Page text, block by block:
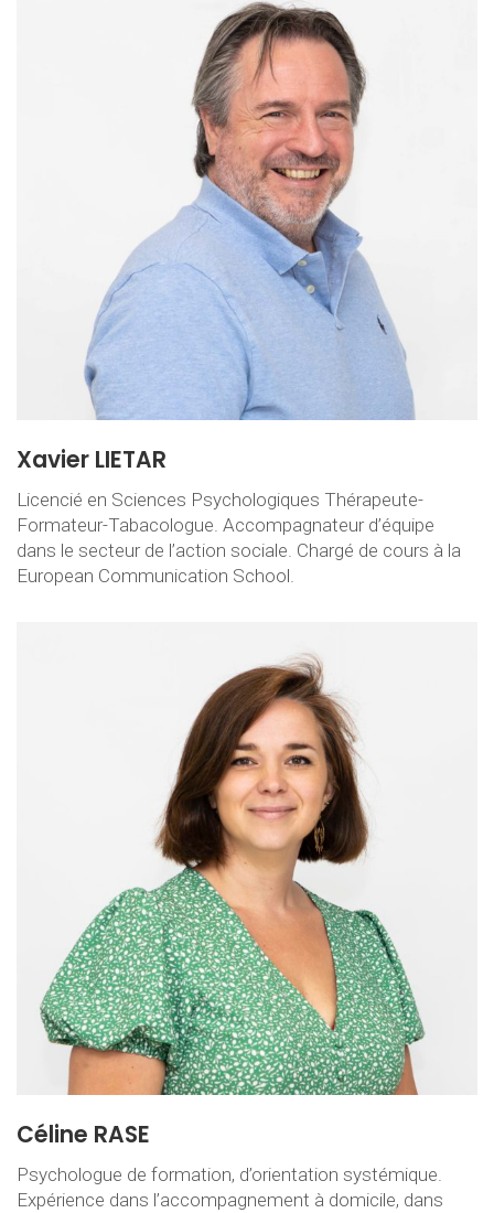
Xavier LIETAR
Licencié en Sciences Psychologiques Thérapeute-
Formateur-Tabacologue. Accompagnateur d’équipe
dans le secteur de l’action sociale. Chargé de cours à la
European Communication School.​
Céline RASE
Psychologue de formation, d’orientation systémique.
Expérience dans l’accompagnement à domicile, dans